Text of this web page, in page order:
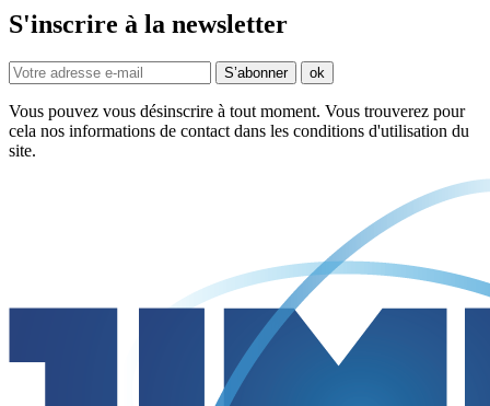
S'inscrire à la newsletter
Vous pouvez vous désinscrire à tout moment. Vous trouverez pour
cela nos informations de contact dans les conditions d'utilisation du
site.